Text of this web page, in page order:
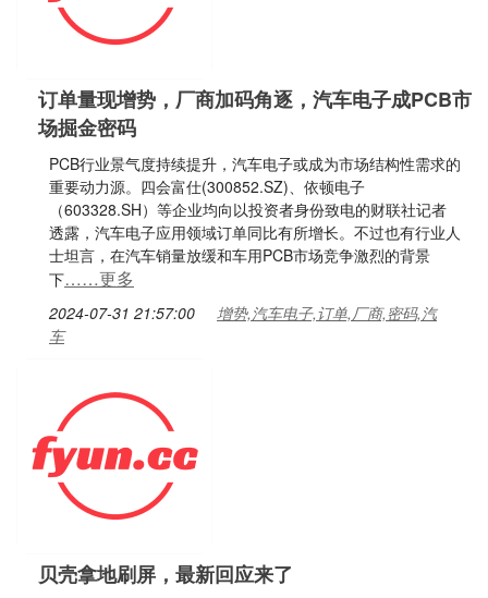
订单量现增势，厂商加码角逐，汽车电子成PCB市
场掘金密码
PCB行业景气度持续提升，汽车电子或成为市场结构性需求的
重要动力源。四会富仕(300852.SZ)、依顿电子
（603328.SH）等企业均向以投资者身份致电的财联社记者
透露，汽车电子应用领域订单同比有所增长。不过也有行业人
士坦言，在汽车销量放缓和车用PCB市场竞争激烈的背景
下……更多
2024-07-31 21:57:00
增势,汽车电子,订单,厂商,密码,汽
车
贝壳拿地刷屏，最新回应来了